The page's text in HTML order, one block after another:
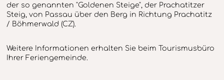
der so genannten "Goldenen Steige", der Prachatitzer
Steig, von Passau über den Berg in Richtung Prachatitz
/ Böhmerwald (CZ).
Weitere Informationen erhalten Sie beim Tourismusbüro
Ihrer Feriengemeinde.